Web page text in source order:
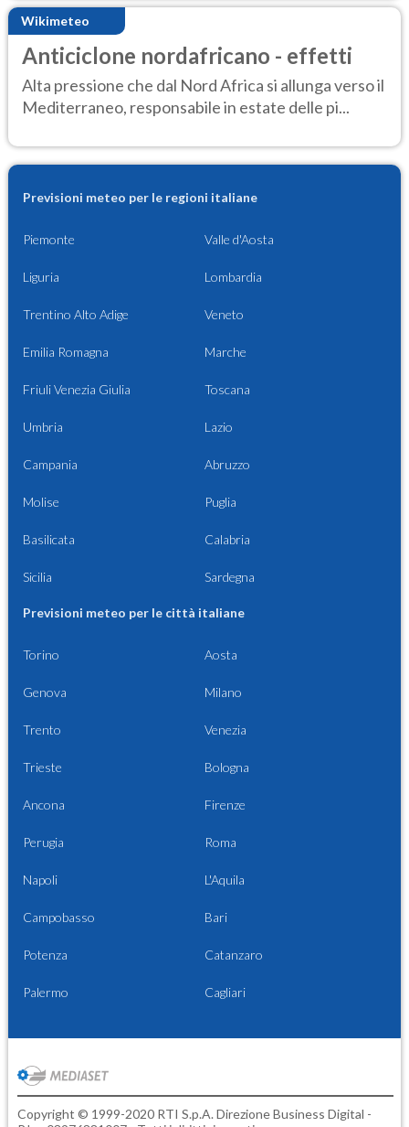
Wikimeteo
Anticiclone nordafricano - effetti
Alta pressione che dal Nord Africa si allunga verso il
Mediterraneo, responsabile in estate delle pi...
Previsioni meteo per le regioni italiane
Piemonte Valle d'Aosta
Liguria Lombardia
Trentino Alto Adige Veneto
Emilia Romagna Marche
Friuli Venezia Giulia Toscana
Umbria Lazio
Campania Abruzzo
Molise Puglia
Basilicata Calabria
Sicilia Sardegna
Previsioni meteo per le città italiane
Torino Aosta
Genova Milano
Trento Venezia
Trieste Bologna
Ancona Firenze
Perugia Roma
Napoli L'Aquila
Campobasso Bari
Potenza Catanzaro
Palermo Cagliari
Copyright © 1999-2020 RTI S.p.A. Direzione Business Digital -